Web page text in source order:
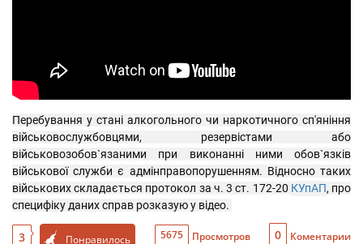
Перебування у стані алкогольного чи наркотичного сп'яніння
військовослужбовцями, резервістами або
військовозобов`язаними при виконанні ними обов`язків
військової служби є адмінправопорушенням. Відносно таких
військових складається протокол за ч. 3 ст. 172-20 КУпАП, про
специфіку даних справ розказую у відео.
3 Понравилось 5675 Просмотров 0 Коментарии